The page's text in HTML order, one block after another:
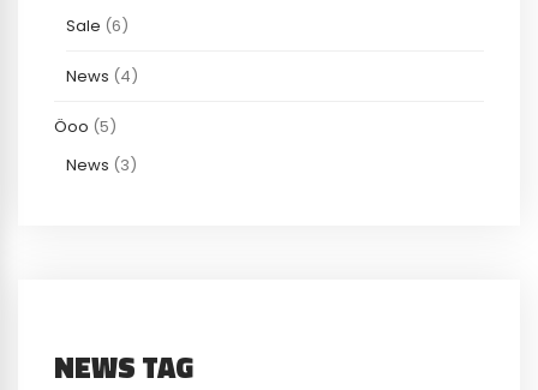
Sale (6)
News (4)
Öoo (5)
News (3)
NEWS TAG